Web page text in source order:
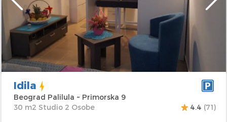
Cena35 €
Struktura :
Idila
Beograd Palilula ~ Primorska 9
30 m2 Studio 2 Osobe
4.4 (71)